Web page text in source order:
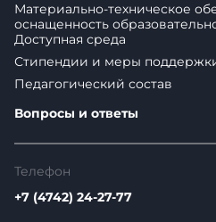
Материально-техническое
оснащенность
Доступная среда
Стипендии и меры
Педагогический состав
Вопросы и ответы
Телефон
+7 (4742) 24-27-77